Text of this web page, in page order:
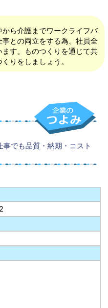
ら介護までワークライフバ
との両立をする為、社員全
ます。ものつくりを通じて共
りをしましょう。
でも品質・納期・コスト